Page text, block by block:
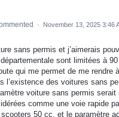
· November 13, 2025 3:46
sans permis et j’aimerais
sont limitées à
qui me permet de me rendre
l’existence des voitures sans
voiture sans permis
comme une voie rapide
50 cc, et le paramètre